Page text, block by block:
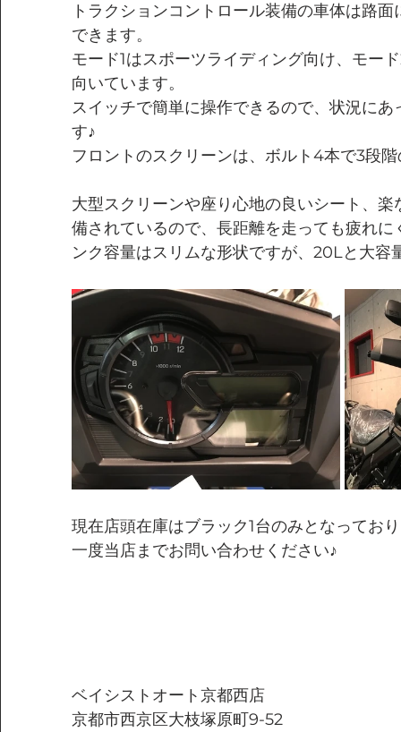
トラクションコントロール装備の車体は路
できます。
モード1はスポーツライディング向け、モー
向いています。
スイッチで簡単に操作できるので、状況に
す♪
フロントのスクリーンは、ボルト4本で3段
大型スクリーンや座り心地の良いシート、
備されているので、長距離を走っても疲れ
ンク容量はスリムな形状ですが、20Lと大容
現在店頭在庫はブラック1台のみとなってお
一度当店までお問い合わせください♪
ベイシストオート京都西店
京都市西京区大枝塚原町9-52